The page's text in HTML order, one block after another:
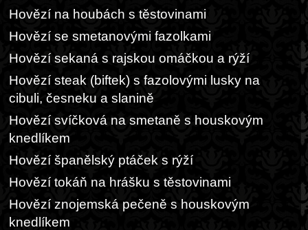
Hovězí na houbách s těstovinami
Hovězí se smetanovými fazolkami
Hovězí sekaná s rajskou omáčkou a rýží
Hovězí steak (biftek) s fazolovými lusky na
cibuli, česneku a slanině
Hovězí svíčková na smetaně s houskovým
knedlíkem
Hovězí španělský ptáček s rýží
Hovězí tokáň na hrášku s těstovinami
Hovězí znojemská pečeně s houskovým
knedlíkem